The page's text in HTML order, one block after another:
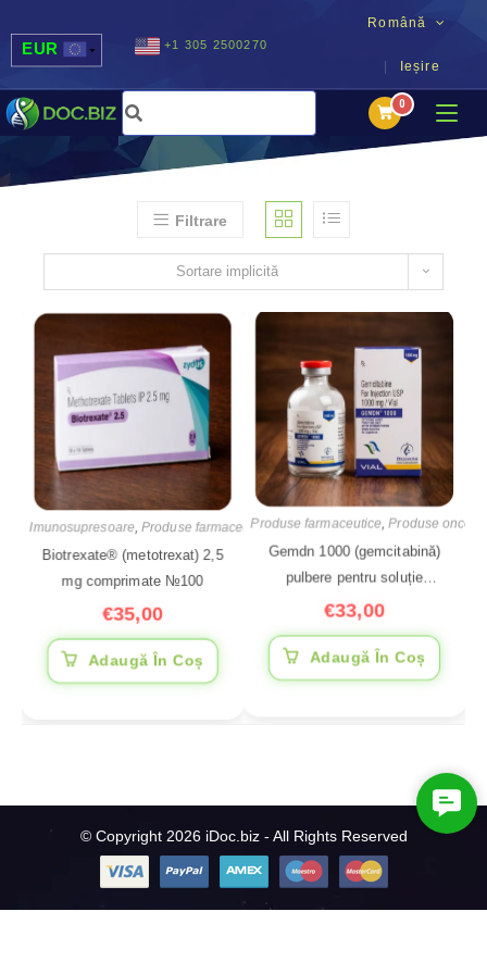
Română
Ieșire
EUR
UAH
MDL
+1 305 2500270
Filtrare
Sortare implicită
Imunosupresoare,Produse farmaceutice,Produse oncologice
Biotrexate® (metotrexat) 2,5
mg comprimate №100
€35,00
Adaugă În Coș
Produse farmaceutice,Produse
Gemdn 1000 (gemcitabină)
pulbere pentru soluție
injectabilă 1000 mg
€33,00
Adaugă În Coș
© Copyright 2026 iDoc.biz - All Rights Reserved
C
o